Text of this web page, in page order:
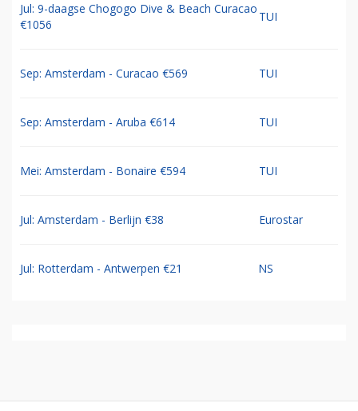
Jul: 9-daagse Chogogo Dive & Beach Curacao
€1056
TUI
Sep: Amsterdam - Curacao €569 TUI
Sep: Amsterdam - Aruba €614 TUI
Mei: Amsterdam - Bonaire €594 TUI
Jul: Amsterdam - Berlijn €38 Eurostar
Jul: Rotterdam - Antwerpen €21 NS